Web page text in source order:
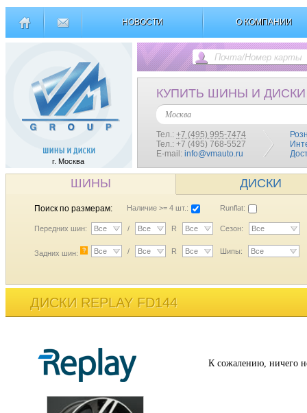
НОВОСТИ О КОМПАНИИ
г. Москва
КУПИТЬ ШИНЫ И ДИСКИ
Москва
Тел.: +7 (495) 995-7474
Тел.: +7 (495) 768-5527
E-mail: info@vmauto.ru
ШИНЫ ДИСКИ
Поиск по размерам: Наличие >= 4 шт.: Runflat:
Передних шин: Все / Все R Все Сезон: Все
Задних шин: ? Все / Все R Все Шипы: Все
ДИСКИ REPLAY FD144
К сожалению, ничего